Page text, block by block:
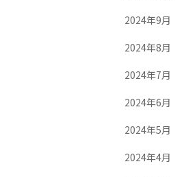
2024年9月
2024年8月
2024年7月
2024年6月
2024年5月
2024年4月